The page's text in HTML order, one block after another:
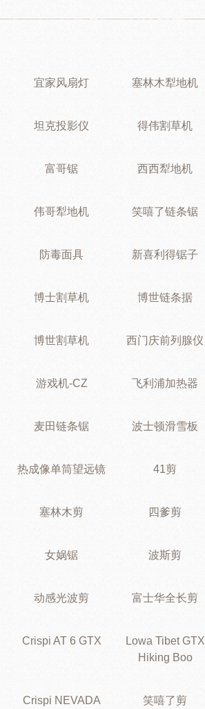
宜家风扇灯 塞林木犁地机
坦克投影仪 得伟割草机
富哥锯 西西犁地机
伟哥犁地机 笑嘻了链条锯
防毒面具 新喜利得锯子
博士割草机 博世链条据
博世割草机 西门庆前列腺仪
游戏机-CZ 飞利浦加热器
麦田链条锯 波士顿滑雪板
热成像单筒望远镜 41剪
塞林木剪 四爹剪
女娲锯 波斯剪
动感光波剪 富士华全长剪
Crispi AT 6 GTX
Lowa Tibet GTX
Hiking Boo
Crispi NEVADA
笑嘻了剪